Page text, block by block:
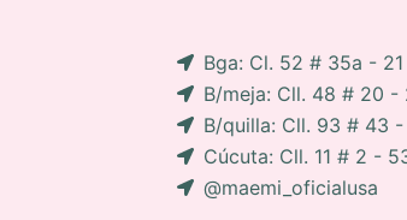
Bga: Cl. 52 # 35a - 21
B/meja: Cll. 48 # 20 -
B/quilla: Cll. 93 # 43 -
Cúcuta: Cll. 11 # 2 -
@maemi_oficialusa